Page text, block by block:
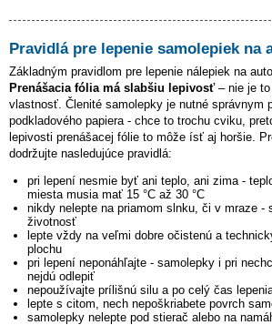
Pravidlá pre lepenie samolepiek na
Základným pravidlom pre lepenie nálepiek na
Prenášacia fólia má slabšiu lepivosť– nie je to
vlastnosť. Členité samolepky je nutné správnym
podkladového papiera - chce to trochu cviku,
lepivosti prenášacej fólie to môže ísť aj horšie.
dodržujte nasledujúce pravidlá:
pri lepení nesmie byť ani teplo, ani zima -
miesta musia mať 15 °C až 30 °C
nikdy nelepte na priamom slnku, či v mraze -
životnosť
lepte vždy na veľmi dobre očistenú a
plochu
pri lepení neponáhľajte - samolepky i pri
nejdú odlepiť
nepoužívajte prílišnú silu a po celý čas
lepte s citom, nech nepoškriabete povrch
samolepky nelepte pod stierač alebo na